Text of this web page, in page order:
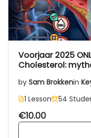
Voorjaar 2025
Cholesterol:
by Sam Brokkenin
1 Lesson
54
€10.00